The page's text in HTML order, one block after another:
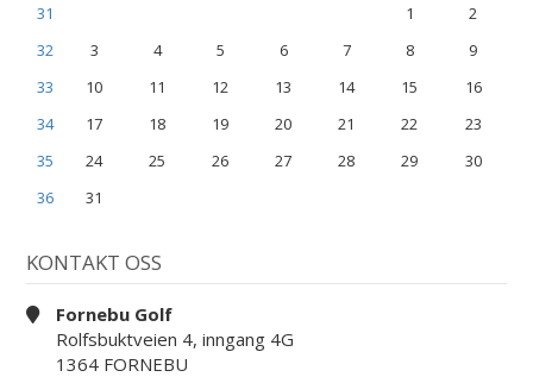
31 1
2
32
3 4 5 6 7 8
9
33
10 11 12 13 14 15
16
34
17 18 19 20 21 22
23
35
24 25 26 27 28 29
30
36
31
KONTAKT OSS
Fornebu Golf
Rolfsbuktveien 4, inngang 4G
1364 FORNEBU